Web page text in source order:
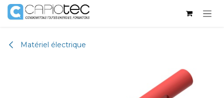
Se rendre au contenu
Matériel électrique